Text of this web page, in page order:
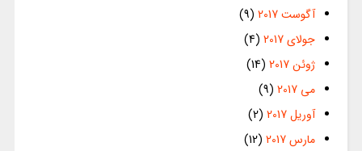
آگوست 2017
(9)
جولای 2017
(4)
ژوئن 2017
(14)
می 2017
(9)
آوریل 2017
(2)
مارس 2017
(12)